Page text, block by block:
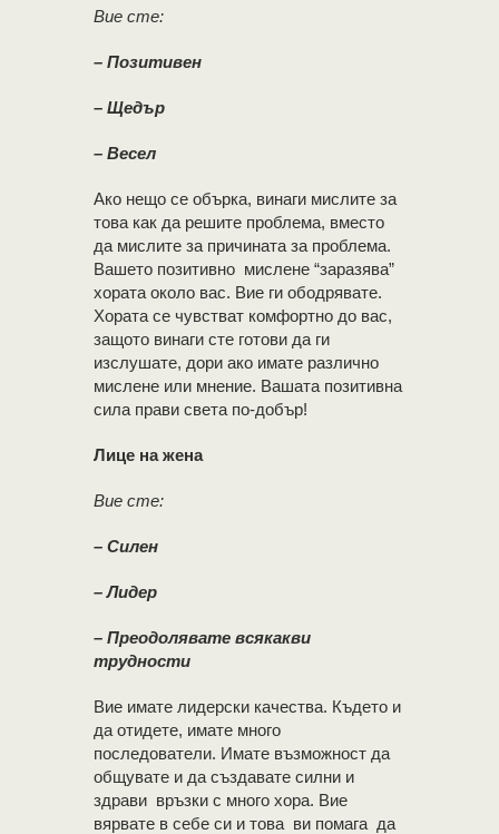
Вие сте:
– Позитивен
– Щедър
– Весел
Ако нещо се обърка, винаги мислите за
това как да решите проблема, вместо
да мислите за причината за проблема.
Вашето позитивно мислене “заразява”
хората около вас. Вие ги ободрявате.
Хората се чувстват комфортно до вас,
защото винаги сте готови да ги
изслушате, дори ако имате различно
мислене или мнение. Вашата позитивна
сила прави света по-добър!
Лице на жена
Вие сте:
– Силен
– Лидер
– Преодолявате всякакви
трудности
Вие имате лидерски качества. Където и
да отидете, имате много
последователи. Имате възможност да
общувате и да създавате силни и
здрави връзки с много хора. Вие
вярвате в себе си и това ви помага да